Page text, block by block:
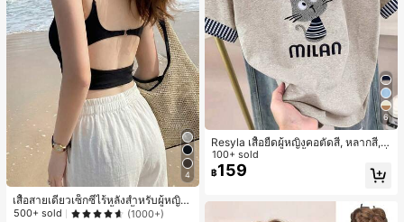
4
เสื้อสายเดี่ยวเซ็กซี่ไร้หลังสำหรับผู้หญิง
พร้อมบราแบบมีฟองน้ำ, เสื้อกล้ามแขน
500+ sold (1000+)
6
Resyla เสื้อยืดผู้หญิงคอตัดสี, หลากสี, ล
ายพิมพ์แมวน่ารัก, เสื้อสำหรับออกไปเที่
ยวฤดูร้อน, ดีไซน์กราฟิก, ความรู้สึกพรีเ
มียม, ลำลองอเนกประสงค์, สวมใส่ประ
เสื้อผ้ากลางแจ้ง
100+ sold
฿159